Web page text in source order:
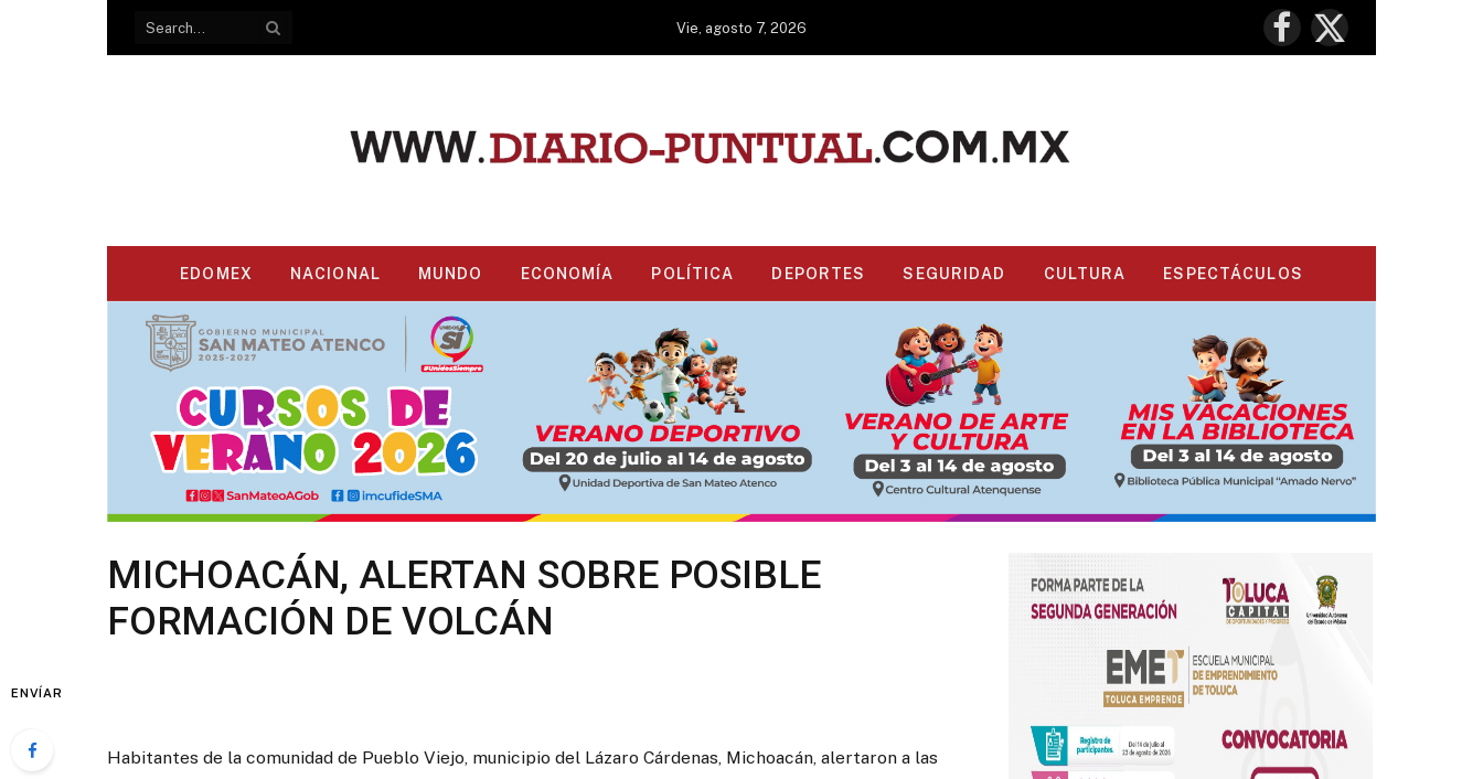
Vie, agosto 7, 2026
Facebook
X
(Twitter)
EDOMEX NACIONAL MUNDO ECONOMÍA POLÍTICA DEPORTES SEGURIDAD CULTURA ESPECTÁCULOS
MICHOACÁN, ALERTAN SOBRE POSIBLE
FORMACIÓN DE VOLCÁN
ENVÍAR
Habitantes de la comunidad de Pueblo Viejo, municipio del Lázaro Cárdenas, Michoacán, alertaron a las